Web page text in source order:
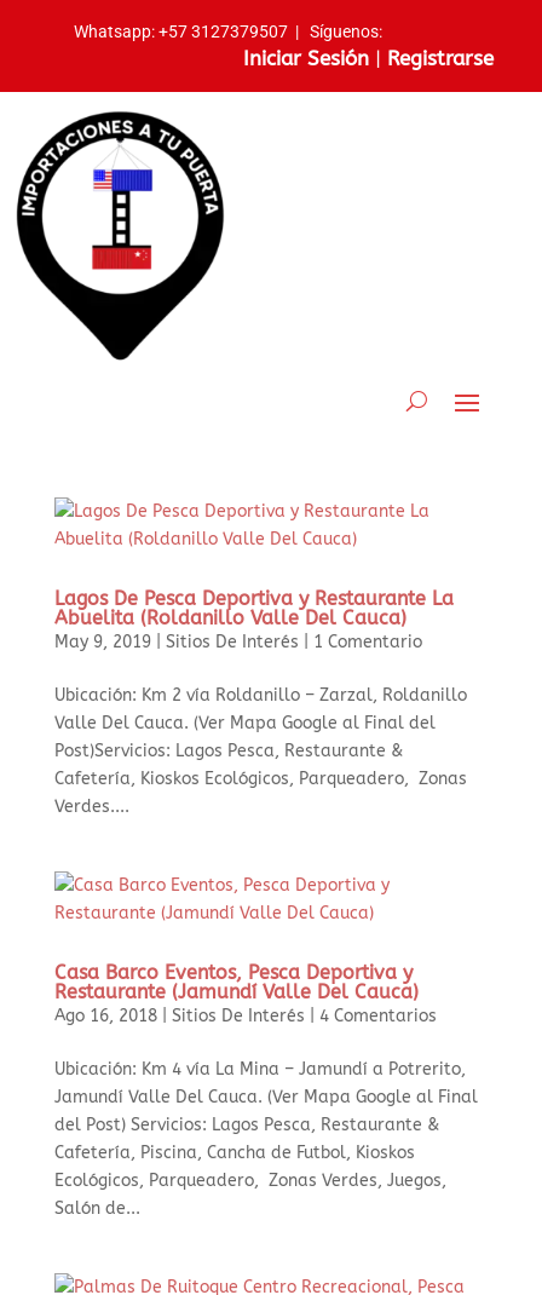
Whatsapp:+57 3127379507 |Síguenos:
Iniciar Sesión | Registrarse
Lagos De Pesca Deportiva y Restaurante La
Abuelita (Roldanillo Valle Del Cauca)
May 9, 2019| Sitios De Interés 1 Comentario
Ubicación: Km 2 vía Roldanillo – Zarzal, Roldanillo
Valle Del Cauca. (Ver Mapa Google al Final del
Post)Servicios: Lagos Pesca, Restaurante &
Cafetería, Kioskos Ecológicos, Parqueadero, Zonas
Verdes....
Casa Barco Eventos, Pesca Deportiva y
Restaurante (Jamundí Valle Del Cauca)
Ago 16, 2018| Sitios De Interés 4 Comentarios
Ubicación: Km 4 vía La Mina – Jamundí a Potrerito,
Jamundí Valle Del Cauca. (Ver Mapa Google al Final
del Post) Servicios: Lagos Pesca, Restaurante &
Cafetería, Piscina, Cancha de Futbol, Kioskos
Ecológicos, Parqueadero, Zonas Verdes, Juegos,
Salón de...